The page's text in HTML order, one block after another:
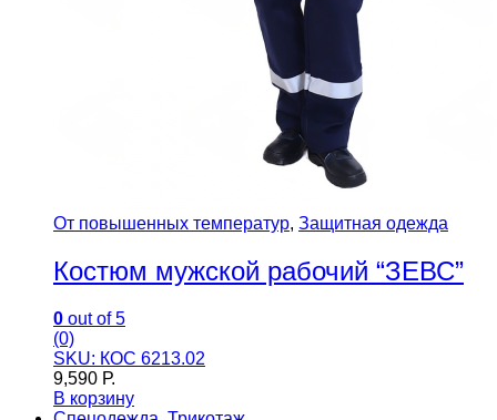
От повышенных температур, Защитная одежда
Костюм мужской рабочий “ЗЕВС”
0 out of 5
(0)
SKU: КОС 6213.02
9,590 Р.
В корзину